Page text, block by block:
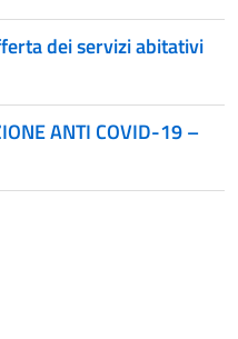
dei servizi abitativi
ANTI COVID-19 –